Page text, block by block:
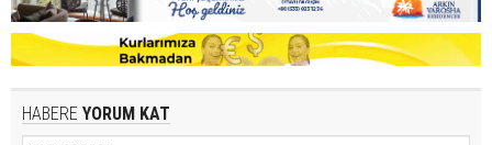
HABERE YORUM KAT